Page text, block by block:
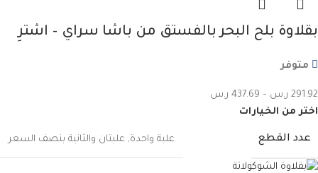
بقلاوة بلح البحر بالفستق من باشا سراي – اشترِ
متوفر
291.92 ر.س –
437.69 ر.س
اختر من الخيارات
عدد القطع علبة واحدة, علبتان والثانية بنصف السعر